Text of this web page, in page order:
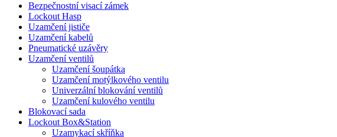
Bezpečnostní visací zámek
Lockout Hasp
Uzamčení jističe
Uzamčení kabelů
Pneumatické uzávěry
Uzamčení ventilů
Uzamčení šoupátka
Uzamčení motýlkového ventilu
Univerzální blokování ventilů
Uzamčení kulového ventilu
Blokovací sada
Lockout Box&Station
Uzamykací skříňka